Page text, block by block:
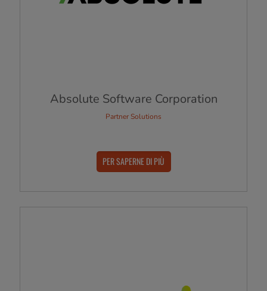
Absolute Software Corporation
Partner Solutions
PER SAPERNE DI PIÙ